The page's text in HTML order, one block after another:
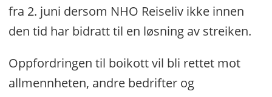
fra 2. juni dersom NHO Reiseliv ikke innen
den tid har bidratt til en løsning av streiken.
Oppfordringen til boikott vil bli rettet mot
allmennheten, andre bedrifter og